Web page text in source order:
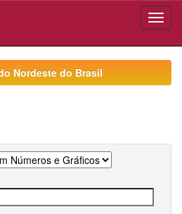
Nordeste do Brasil